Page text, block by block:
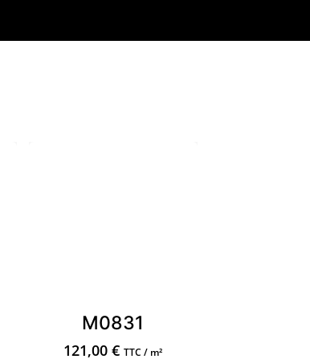
M0831
121,00€ TTC / m²